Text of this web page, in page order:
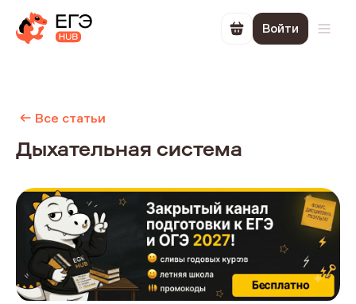
Перейти в
Войти
Все статьи
Дыхательная система